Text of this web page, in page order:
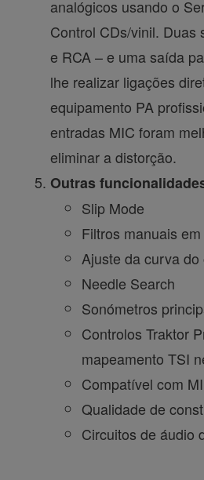
analógicos usando o
Control CDs/vinil. Duas
e RCA – e uma saída
lhe realizar ligações
equipamento PA
entradas MIC foram
eliminar a distorção.
Outras
Slip Mode
Filtros manuais
Ajuste da curva
Needle Search
Sonómetros
Controlos Traktor
mapeamento TSI
Compatível com
Qualidade de
Circuitos de áudio